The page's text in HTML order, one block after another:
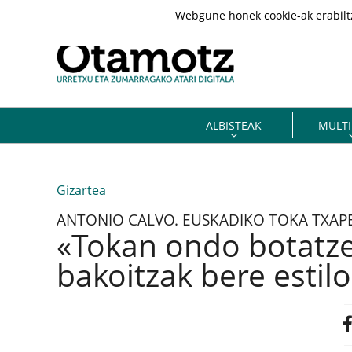
ALBISTEAK
Gizartea
ANTONIO CALVO. EUSKADIKO TOKA
«Tokan ondo
bakoitzak bere
Webgune honek cookie-ak